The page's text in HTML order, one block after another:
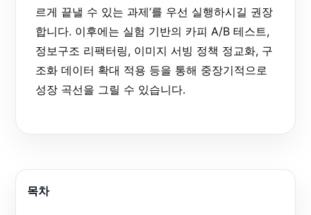
르게 끝낼 수 있는 과제’를 우선 실행하시길 권장
합니다. 이후에는 실험 기반의 카피 A/B 테스트,
정보구조 리팩터링, 이미지 서빙 정책 정교화, 구
조화 데이터 확대 적용 등을 통해 중장기적으로
성장 곡선을 그릴 수 있습니다.
목차